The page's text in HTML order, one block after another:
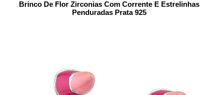
Brinco De Flor Zirconias Com Corrente E Estrelinhas
Penduradas Prata 925